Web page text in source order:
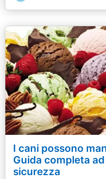
I cani possono
Guida completa
sicurezza